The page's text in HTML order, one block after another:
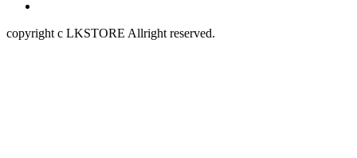
copyright c LKSTORE Allright reserved.